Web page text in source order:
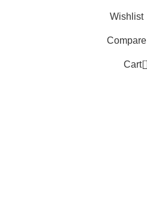
Wishlist
Compare
0
Cart